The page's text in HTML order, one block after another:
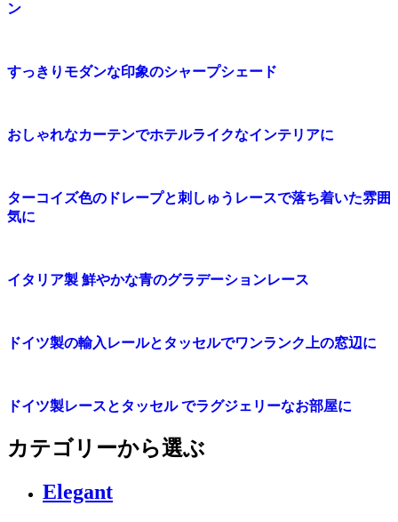
ン
すっきりモダンな印象のシャープシェード
おしゃれなカーテンでホテルライクなインテリアに
ターコイズ色のドレープと刺しゅうレースで落ち着いた雰囲
気に
イタリア製 鮮やかな青のグラデーションレース
ドイツ製の輸入レールとタッセルでワンランク上の窓辺に
ドイツ製レースとタッセル でラグジェリーなお部屋に
カテゴリーから選ぶ
Elegant